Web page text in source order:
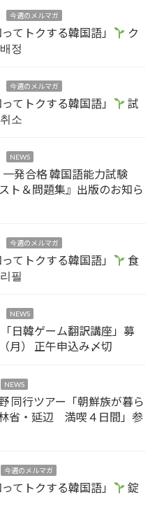
今週のメルマガ
てトクする韓国語」
ク
정
今週のメルマガ
てトクする韓国語」
試
소
NEWS
一発合格 韓国語能力試験
ト＆問題集』出版のお知ら
今週のメルマガ
てトクする韓国語」
食
필
NEWS
日韓ゲーム翻訳講座」募
月） 正午申込み〆切
NEWS
同行ツアー「朝鮮族が暮ら
省・延辺 満喫４日間」参
今週のメルマガ
てトクする韓国語」
錠